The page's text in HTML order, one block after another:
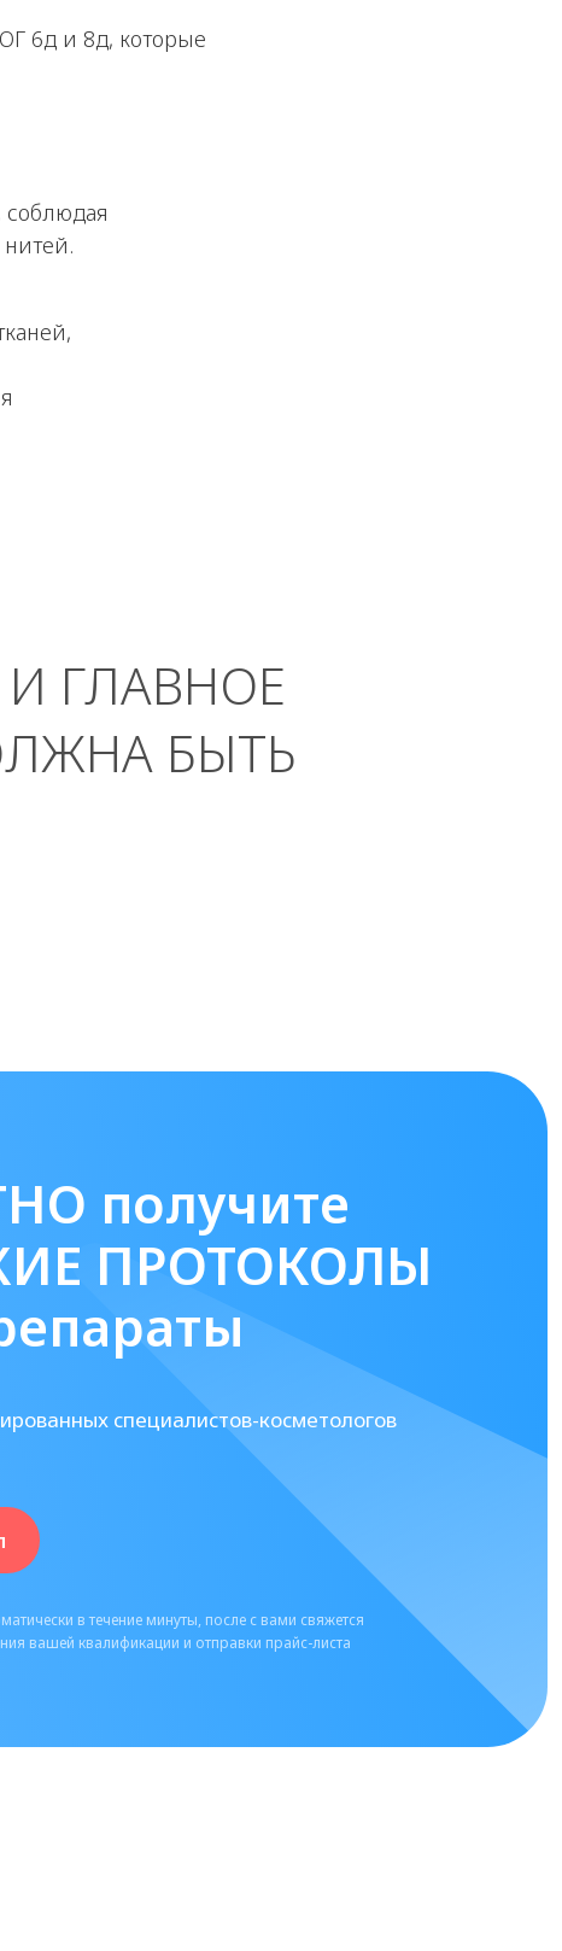
6д и 8д, которые
соблюдая
ГЛАВНОЕ
БЫТЬ
получите
ПРОТОКОЛЫ
специалистов-косметологов
в течение минуты, после с вами свяжется
вашей квалификации и отправки прайс-листа